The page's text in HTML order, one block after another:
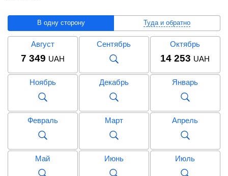
В одну сторону Туда и обратно
Август
7 349 UAH
Сентябрь Октябрь
14 253 UAH
Ноябрь Декабрь Январь
Февраль Март Апрель
Май Июнь Июль